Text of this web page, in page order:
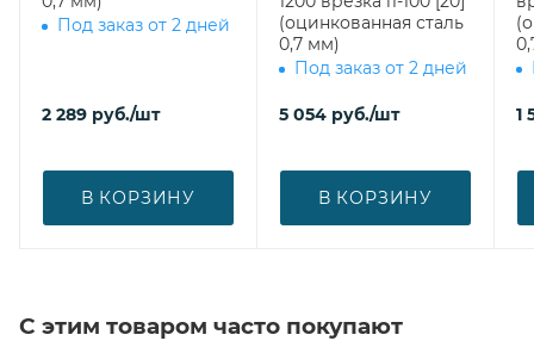
Под заказ от 2 дней
2 289 руб./шт
В КОРЗИНУ
(оцинкованная сталь
0,7 мм)
Под заказ от 2 дней
5 054 руб./шт
В КОРЗИНУ
1
С этим товаром часто покупают